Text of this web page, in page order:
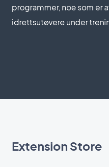
programmer, noe som er
idrettsutøvere under
Extension Store